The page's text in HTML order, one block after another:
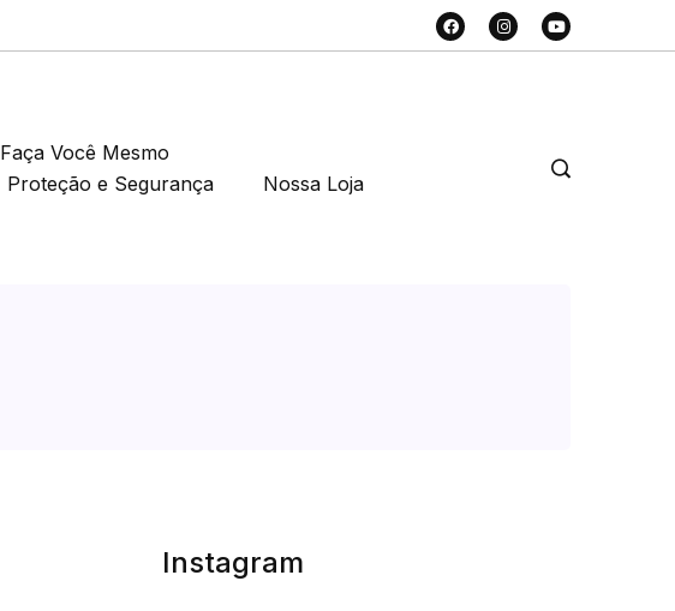
Faça Você Mesmo
Proteção e Segurança Nossa Loja
Instagram